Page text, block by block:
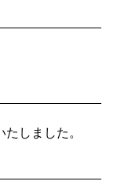
しました。